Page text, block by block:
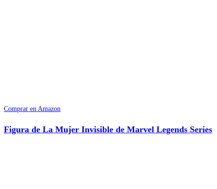
Comprar en Amazon
Figura de La Mujer Invisible de Marvel Legends Series